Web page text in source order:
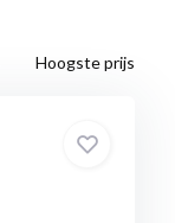
Hoogste prijs